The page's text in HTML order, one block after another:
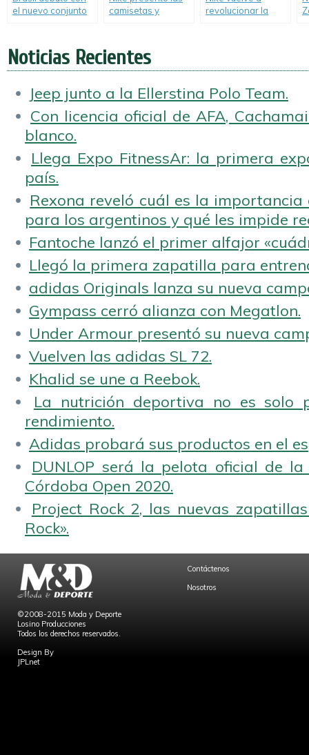
el nuevo conjunto
camisetas y
revolucionar la
Noticias Recientes
Jeep junto a la Ellerstina Polo Team.
Con licencia oficial de AFA,
blanco.
Llega Expo FitnessAr: la primera
país.
Rexona reveló cuál es la
para los argentinos y qué les impide
Fantoche lanzó el primer alfajor
Llegó la primera zapatilla para
adidas Originals lanza su nueva
Gympass cerró alianza con Megatlon.
Under Armour presentó su nueva
Vuelven las adidas SL 72.
Khalid se une a Reebok.
La nutrición deportiva no es solo
rendimiento.
Adidas probará sus productos en el
DUNLOP será la pelota oficial de
Córdoba Open 2020.
Project Rock 2, las nuevas
Rock».
©2008-2015 Moda y Deporte
Losino Producciones
Todos los derechos reservados.
Design By
JPLnet
Contáctenos
Nosotros